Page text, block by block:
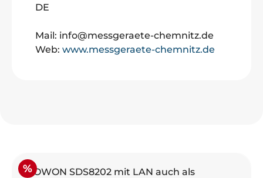
DE
Mail: info@messgeraete-chemnitz.de
Web: www.messgeraete-chemnitz.de
Produktgalerie überspringen
Rabatt
%